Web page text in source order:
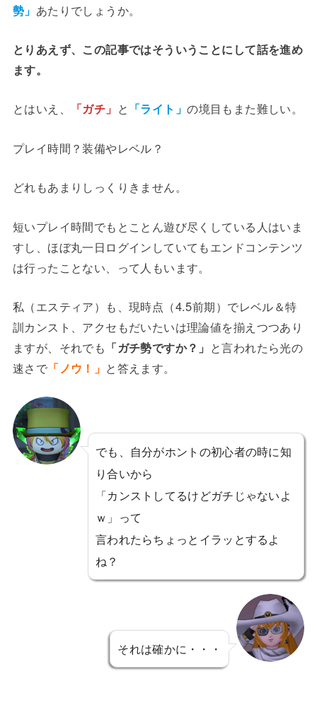
勢」 あたりでしょうか。
とりあえず、この記事ではそういうことにして話を進め
ます。
とはいえ、 「ガチ」 と 「ライト」の境目もまた難しい。
プレイ時間？装備やレベル？
どれもあまりしっくりきません。
短いプレイ時間でもとことん遊び尽くしている人はいま
すし、ほぼ丸一日ログインしていてもエンドコンテンツ
は行ったことない、って人もいます。
私（エスティア）も、現時点（4.5前期）でレベル＆特
訓カンスト、アクセもだいたいは理論値を揃えつつあり
ますが、それでも 「ガチ勢ですか？」 と言われたら光の
速さで 「ノウ！」 と答えます。
でも、自分がホントの初心者の時に知
り合いから
「カンストしてるけどガチじゃないよ
ｗ」って
言われたらちょっとイラッとするよ
ね？
それは確かに・・・